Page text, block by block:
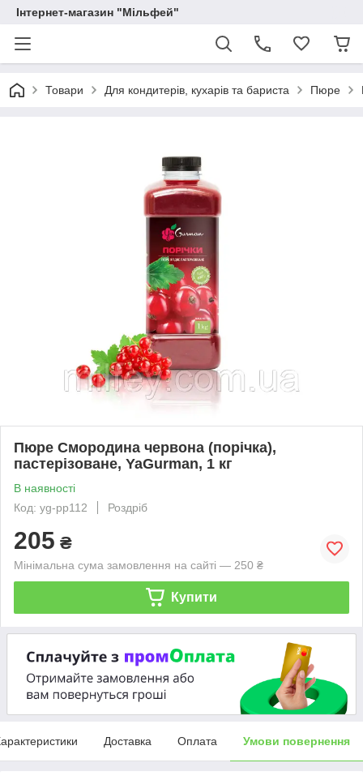
Інтернет-магазин "Мільфей"
Товари Для кондитерів, кухарів та бариста Пюре
Пюре Смородина червона (порічка),
пастерізоване, YaGurman, 1 кг
В наявності
Код: yg-pp112
Роздріб
205 ₴
Мінімальна сума замовлення на сайті — 250 ₴
Купити
Доставка Оплата Умови повернення